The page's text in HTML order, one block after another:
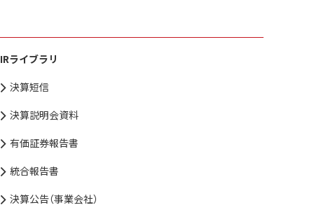
IRライブラリ
決算短信
決算説明会資料
有価証券報告書
統合報告書
決算公告（事業会社）